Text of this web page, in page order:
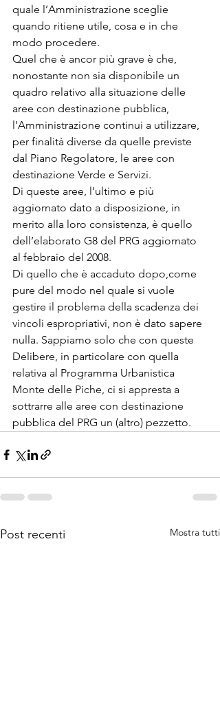
quale l’Amministrazione sceglie
quando ritiene utile, cosa e in che
modo procedere.
Quel che è ancor più grave è che,
nonostante non sia disponibile un
quadro relativo alla situazione delle
aree con destinazione pubblica,
l’Amministrazione continui a utilizzare,
per finalità diverse da quelle previste
dal Piano Regolatore, le aree con
destinazione Verde e Servizi.
Di queste aree, l’ultimo e più
aggiornato dato a disposizione, in
merito alla loro consistenza, è quello
dell’elaborato G8 del PRG aggiornato
al febbraio del 2008.
Di quello che è accaduto dopo,come
pure del modo nel quale si vuole
gestire il problema della scadenza dei
vincoli espropriativi, non è dato sapere
nulla. Sappiamo solo che con queste
Delibere, in particolare con quella
relativa al Programma Urbanistica
Monte delle Piche, ci si appresta a
sottrarre alle aree con destinazione
pubblica del PRG un (altro) pezzetto.
Post recenti Mostra tutti